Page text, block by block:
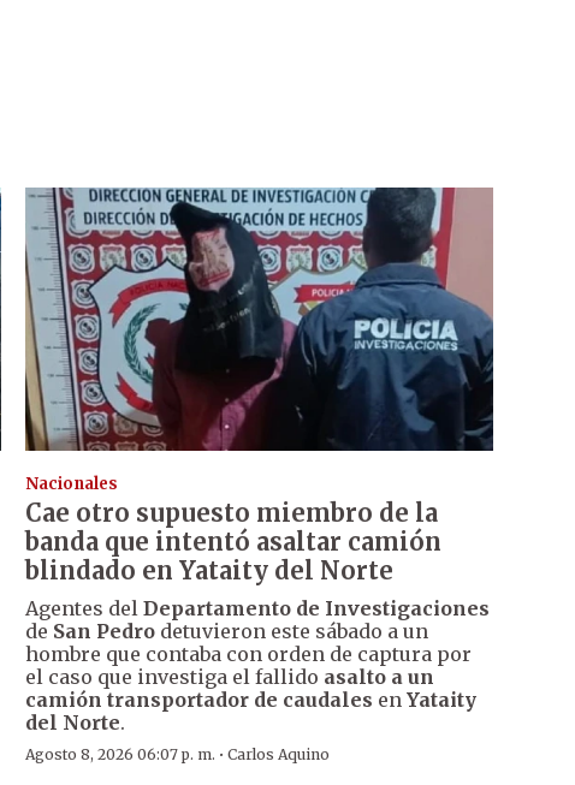
Nacionales
Cae otro supuesto miembro de la
banda que intentó asaltar camión
blindado en Yataity del Norte
Agentes del Departamento de Investigaciones
de San Pedrodetuvieron este sábado a un
hombre que contaba con orden de captura por
el caso que investiga el fallido asalto a un
camión transportador de caudales en Yataity
del Norte.
Agosto 8, 2026 06:07 p. m. · Carlos Aquino